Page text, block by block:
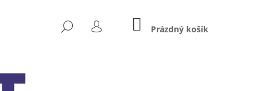
HLEDAT
PŘIHLÁŠENÍ
NÁKUPNÍ
KOŠÍK
Prázdný košík